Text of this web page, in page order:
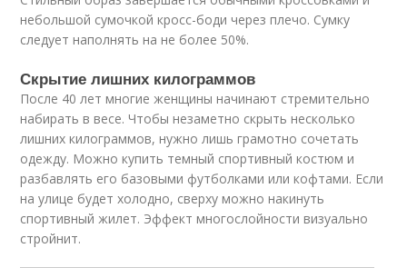
небольшой сумочкой кросс-боди через плечо. Сумку
следует наполнять на не более 50%.
Скрытие лишних килограммов
После 40 лет многие женщины начинают стремительно
набирать в весе. Чтобы незаметно скрыть несколько
лишних килограммов, нужно лишь грамотно сочетать
одежду. Можно купить темный спортивный костюм и
разбавлять его базовыми футболками или кофтами. Если
на улице будет холодно, сверху можно накинуть
спортивный жилет. Эффект многослойности визуально
стройнит.